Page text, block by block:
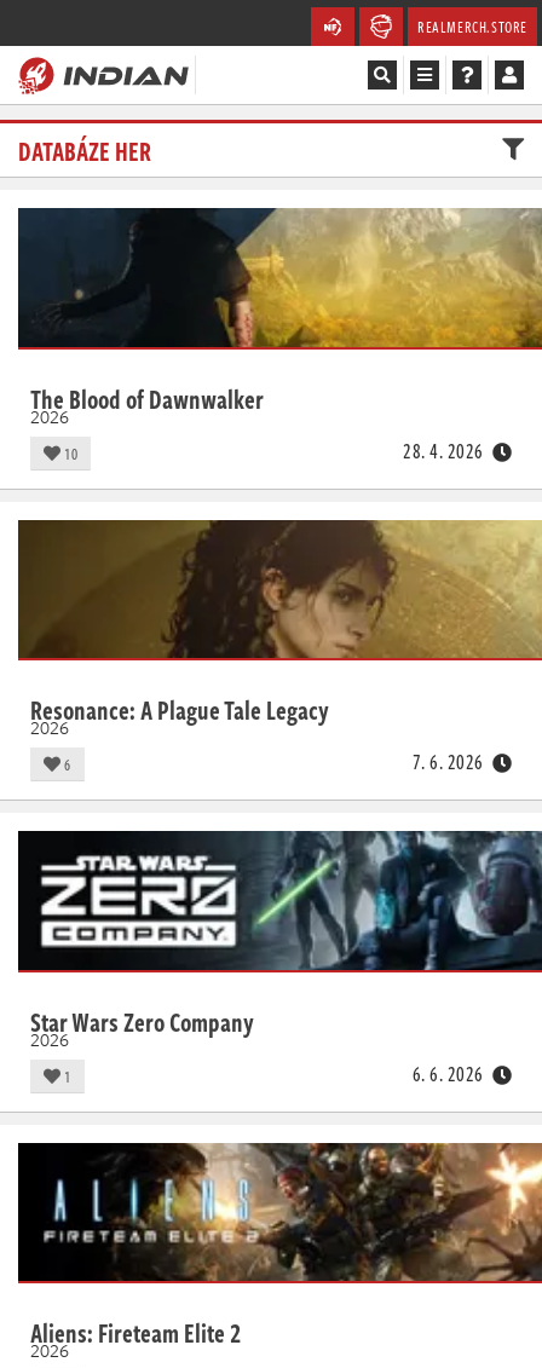
REALMERCH.STORE
Magazín
Recenze
Soutěže
Komunita
Redakce
DATABÁZE HER
The Blood of Dawnwalker
2026
10 28. 4. 2026
Resonance: A Plague Tale Legacy
2026
6 7. 6. 2026
Star Wars Zero Company
2026
1 6. 6. 2026
Aliens: Fireteam Elite 2
2026